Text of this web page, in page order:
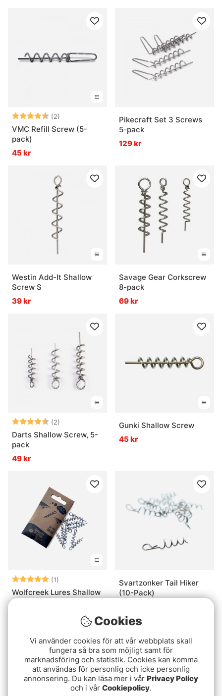
Vad är ett bra användningsområde för
Betyg: (2)
4.5 utav 5 stjärnor
VMC Refill Screw (5-
pack)
45 kr
Pikecraft Set 3 Screws
5-pack
129 kr
Westin Add-It Shallow
Screw S
39 kr
Savage Gear Corkscrew
8-pack
69 kr
Betyg: (2)
4.5 utav 5 stjärnor
Darts Shallow Screw, 5-
pack
49 kr
Gunki Shallow Screw
45 kr
Betyg: (1)
5.0 utav 5 stjärnor
Wolfcreek Lures Shallow
Screw
Svartzonker Tail Hiker
(10-Pack)
Cookies
Vi använder cookies för att vår webbplats skall
fungera så bra som möjligt samt för
marknadsföring och statistik. Cookies kan komma
att användas för personlig och icke personlig
annonsering. Du kan läsa mer i vår Privacy Policy
och i vår Cookiepolicy.